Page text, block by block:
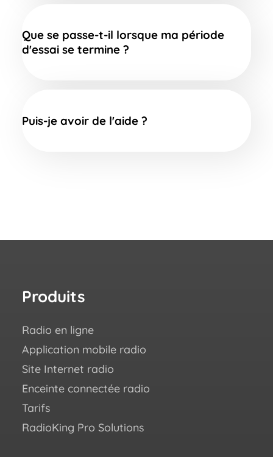
Que se passe-t-il lorsque ma période
d'essai se termine ?
Puis-je avoir de l'aide ?
Produits
Radio en ligne
Application mobile radio
Site Internet radio
Enceinte connectée radio
Tarifs
RadioKing Pro Solutions